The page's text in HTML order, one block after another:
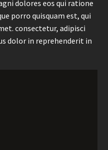
dolores eos qui ratione
porro quisquam est, qui
consectetur, adipisci
dolor in reprehenderit in